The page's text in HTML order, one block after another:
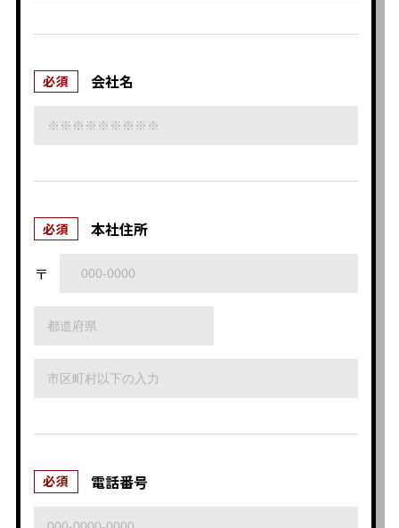
会社名
必須
本社住所
必須
〒
電話番号
必須